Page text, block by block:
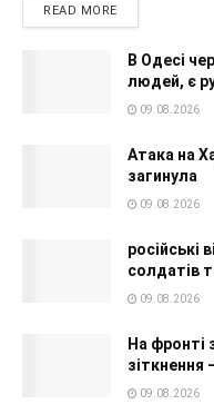
READ MORE
В Одесі
людей, є
09.08.2026
Атака на
загинула
09.08.2026
російські
солдатів
09.08.2026
На фронті
зіткнення
09.08.2026